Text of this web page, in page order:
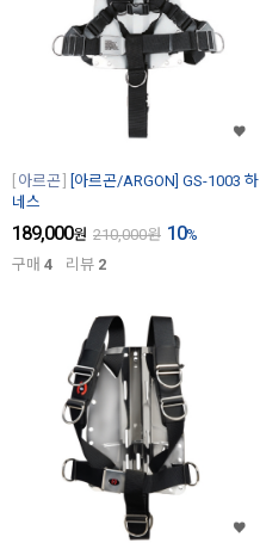
아르곤
[아르곤/ARGON] GS-1003 하
네스
189,000원 210,000원 10%
구매 4 리뷰 2